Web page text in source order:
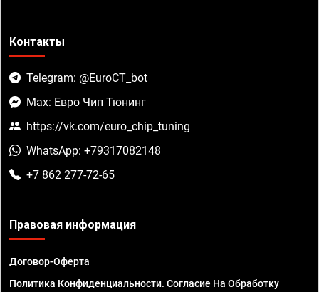
Контакты
Telegram: @EuroCT_bot
Max: Евро Чип Тюнинг
https://vk.com/euro_chip_tuning
WhatsApp: +79317082148
+7 862 277-72-65
Правовая информация
Договор-Оферта
Политика Конфиденциальности. Согласие На Обработку